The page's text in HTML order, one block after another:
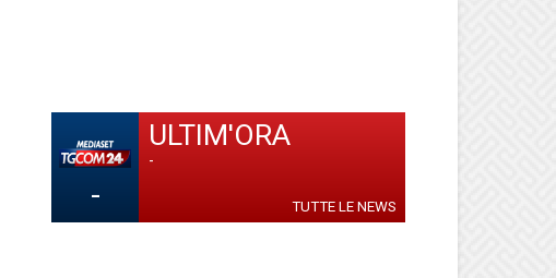
-
ULTIM'ORA
-
TUTTE LE NEWS